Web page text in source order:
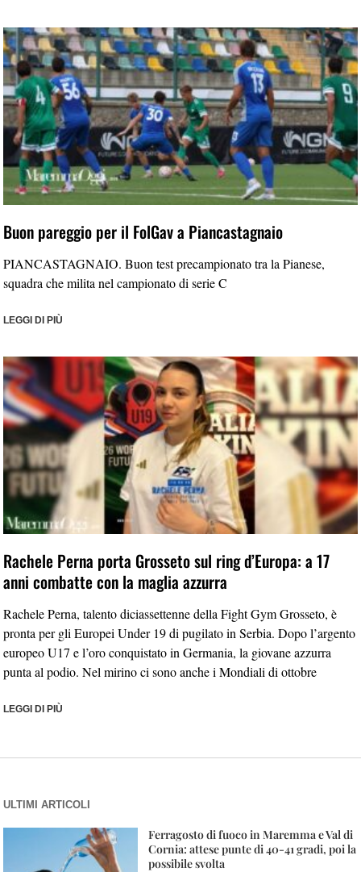
Buon pareggio per il FolGav a Piancastagnaio
PIANCASTAGNAIO. Buon test precampionato tra la Pianese,
squadra che milita nel campionato di serie C
LEGGI DI PIÙ
Rachele Perna porta Grosseto sul ring d’Europa: a 17
anni combatte con la maglia azzurra
Rachele Perna, talento diciassettenne della Fight Gym Grosseto, è
pronta per gli Europei Under 19 di pugilato in Serbia. Dopo l’argento
europeo U17 e l’oro conquistato in Germania, la giovane azzurra
punta al podio. Nel mirino ci sono anche i Mondiali di ottobre
LEGGI DI PIÙ
ULTIMI ARTICOLI
Ferragosto di fuoco in Maremma e Val di
Cornia: attese punte di 40-41 gradi, poi la
possibile svolta